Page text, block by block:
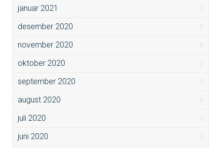
januar 2021
desember 2020
november 2020
oktober 2020
september 2020
august 2020
juli 2020
juni 2020